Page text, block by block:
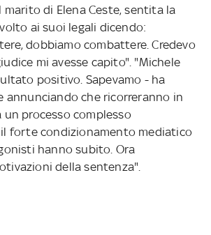
marito di Elena Ceste, sentita la
ai suoi legali dicendo:
dobbiamo combattere. Credevo
mi avesse capito". "Michele
positivo. Sapevamo - ha
annunciando che ricorreranno in
un processo complesso
forte condizionamento mediatico
hanno subito. Ora
della sentenza".